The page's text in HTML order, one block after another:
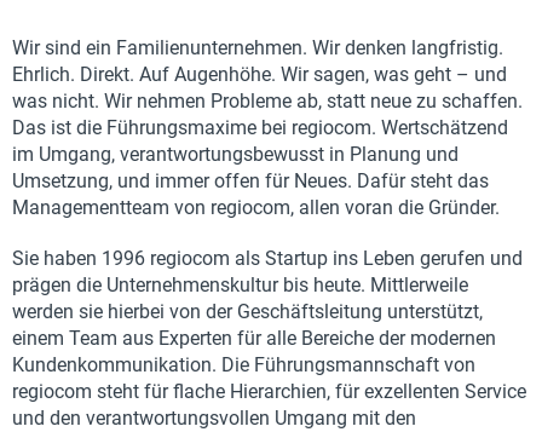
Wir sind ein Familienunternehmen. Wir denken langfristig.
Ehrlich. Direkt. Auf Augenhöhe. Wir sagen, was geht – und
was nicht. Wir nehmen Probleme ab, statt neue zu schaffen.
Das ist die Führungsmaxime bei regiocom. Wertschätzend
im Umgang, verantwortungsbewusst in Planung und
Umsetzung, und immer offen für Neues. Dafür steht das
Managementteam von regiocom, allen voran die Gründer.
Sie haben 1996 regiocom als Startup ins Leben gerufen und
prägen die Unternehmenskultur bis heute. Mittlerweile
werden sie hierbei von der Geschäftsleitung unterstützt,
einem Team aus Experten für alle Bereiche der modernen
Kundenkommunikation. Die Führungsmannschaft von
regiocom steht für flache Hierarchien, für exzellenten Service
und den verantwortungsvollen Umgang mit den